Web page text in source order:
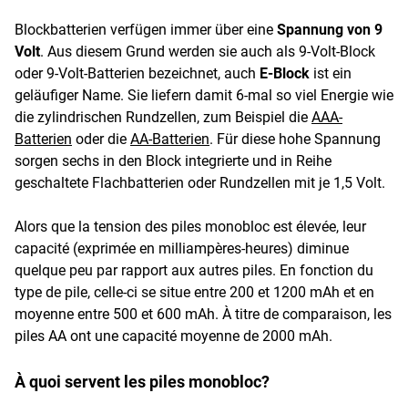
Blockbatterien verfügen immer über eine Spannung von 9
Volt. Aus diesem Grund werden sie auch als 9-Volt-Block
oder 9-Volt-Batterien bezeichnet, auch E-Block ist ein
geläufiger Name. Sie liefern damit 6-mal so viel Energie wie
die zylindrischen Rundzellen, zum Beispiel die AAA-
Batterien oder die AA-Batterien. Für diese hohe Spannung
sorgen sechs in den Block integrierte und in Reihe
geschaltete Flachbatterien oder Rundzellen mit je 1,5 Volt.
Alors que la tension des piles monobloc est élevée, leur
capacité (exprimée en milliampères-heures) diminue
quelque peu par rapport aux autres piles. En fonction du
type de pile, celle-ci se situe entre 200 et 1200 mAh et en
moyenne entre 500 et 600 mAh. À titre de comparaison, les
piles AA ont une capacité moyenne de 2000 mAh.
À quoi servent les piles monobloc?